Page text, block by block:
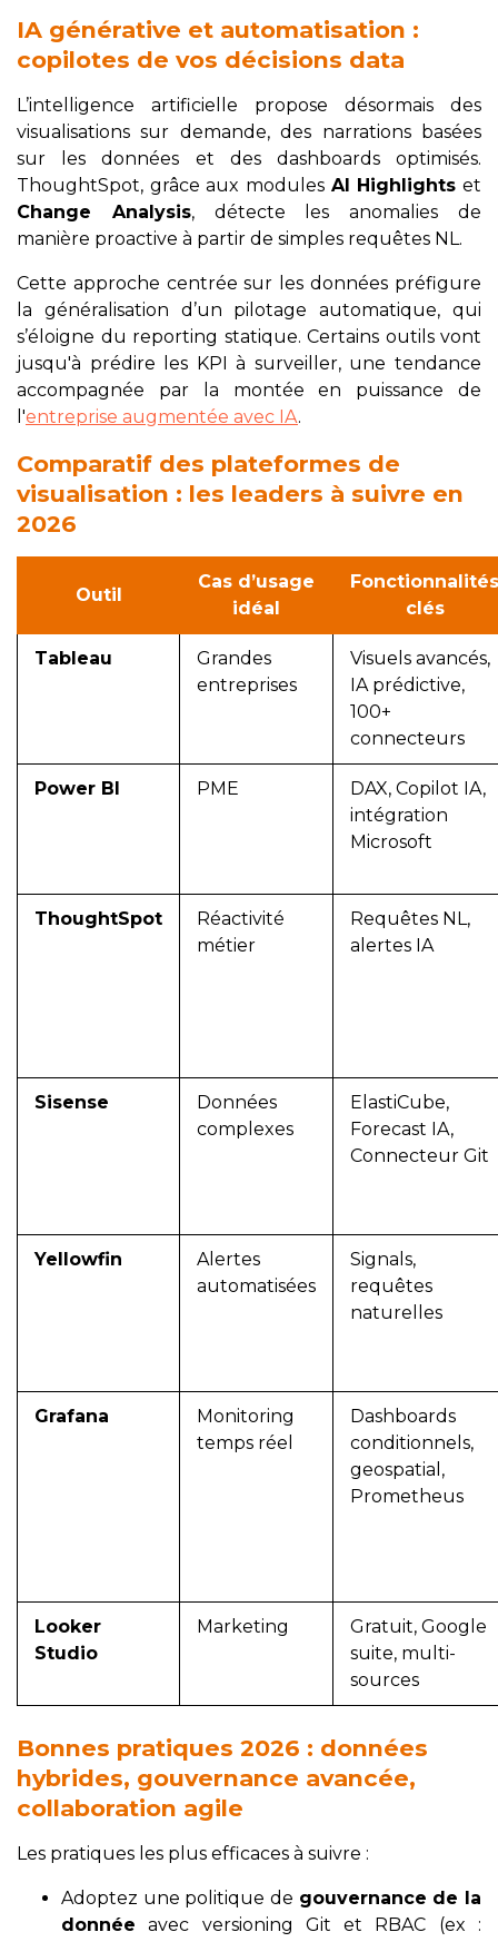
IA générative et automatisation :
copilotes de vos décisions data
L’intelligence artificielle propose désormais des
visualisations sur demande, des narrations basées
sur les données et des dashboards optimisés.
ThoughtSpot, grâce aux modules AI Highlights et
Change Analysis, détecte les anomalies de
manière proactive à partir de simples requêtes NL.
Cette approche centrée sur les données préfigure
la généralisation d’un pilotage automatique, qui
s’éloigne du reporting statique. Certains outils vont
jusqu'à prédire les KPI à surveiller, une tendance
accompagnée par la montée en puissance de
l'entreprise augmentée avec IA.
Comparatif des plateformes de
visualisation : les leaders à suivre en
2026
Outil
Cas d’usage
idéal
Fonctionnalités
clés
Tableau
Grandes
entreprises
Visuels avancés,
IA prédictive,
100+
connecteurs
Power BI PME
DAX, Copilot IA,
intégration
Microsoft
ThoughtSpot
Réactivité
métier
Requêtes NL,
alertes IA
Sisense
Données
complexes
ElastiCube,
Forecast IA,
Connecteur Git
Yellowfin
Alertes
automatisées
Signals,
requêtes
naturelles
Grafana
Monitoring
temps réel
Dashboards
conditionnels,
geospatial,
Prometheus
Looker
Studio
Marketing
Gratuit, Google
suite, multi-
sources
Bonnes pratiques 2026 : données
hybrides, gouvernance avancée,
collaboration agile
Les pratiques les plus efficaces à suivre :
Adoptez une politique de gouvernance de la
donnée avec versioning Git et RBAC (ex :